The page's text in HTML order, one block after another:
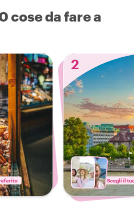
cose da fare a
2
Scegli il